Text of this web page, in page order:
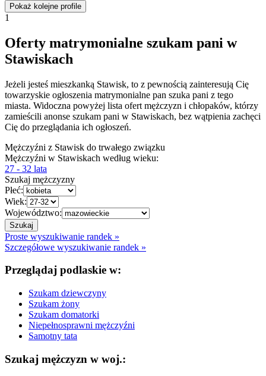
Pokaż kolejne profile
1
Oferty matrymonialne szukam pani w
Stawiskach
Jeżeli jesteś mieszkanką Stawisk, to z pewnością zainteresują Cię
towarzyskie ogłoszenia matrymonialne pan szuka pani z tego
miasta. Widoczna powyżej lista ofert mężczyzn i chłopaków, którzy
zamieścili anonse szukam pani w Stawiskach, bez wątpienia zachęci
Cię do przeglądania ich ogłoszeń.
Mężczyźni z Stawisk do trwałego związku
Mężczyźni w Stawiskach według wieku:
27 - 32 lata
Szukaj mężczyzny
Płeć:
Wiek:
Województwo:
Proste wyszukiwanie randek »
Szczegółowe wyszukiwanie randek »
Przeglądaj podlaskie w:
Szukam dziewczyny
Szukam żony
Szukam domatorki
Niepełnosprawni mężczyźni
Samotny tata
Szukaj mężczyzn w woj.: